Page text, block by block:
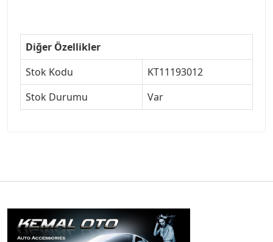
Diğer Özellikler
Stok Kodu
KT11193012
Stok Durumu
Var